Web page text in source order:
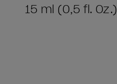
15 ml (0,5 fl. Oz.)